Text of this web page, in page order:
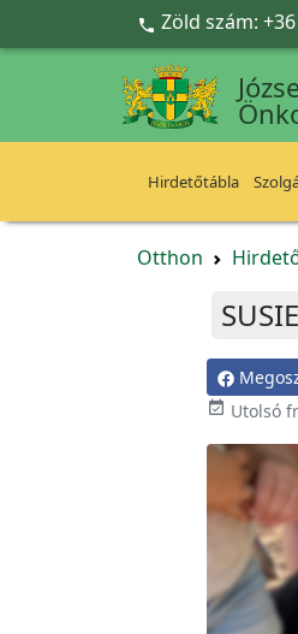
Ugrás a fő tartalomra
 Zöld szám:
Hirdetőtábla
Otthon
 Utolsó